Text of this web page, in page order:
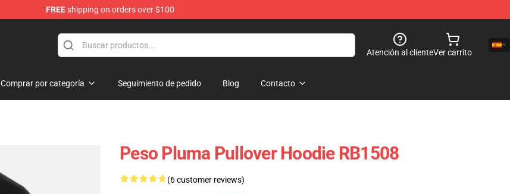
FREEshipping on orders over $100
Atención al clienteVer carrito
Comprar por categoría Seguimiento de pedido Blog Contacto
Peso Pluma Pullover Hoodie RB1508
(6 customer reviews)